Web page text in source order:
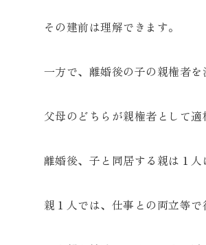
その建前は理解できます。
一方で、離婚後の子の親権者
父母のどちらが親権者として
離婚後、子と同居する親は１人
親１人では、仕事との両立等